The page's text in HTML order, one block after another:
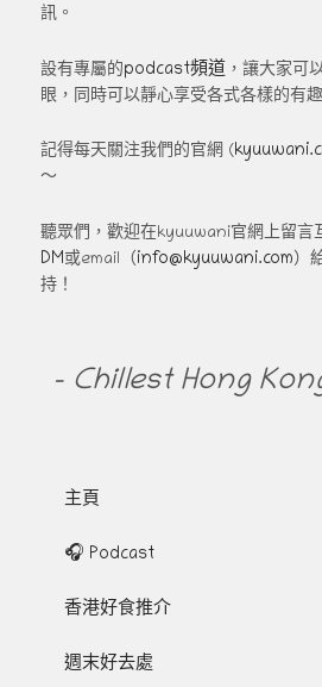
訊。
設有專屬的podcast頻道 ，讓大家可
眼，同時可以靜心享受各式各樣的有趣
記得每天關注我們的官網 (
～
聽眾們，歡迎在kyuuwani官網上留言
DM或email（info@kyuuwani.com）
持！
- Chillest Hong
主頁
🎧 Podcast
香港好食推介
週末好去處